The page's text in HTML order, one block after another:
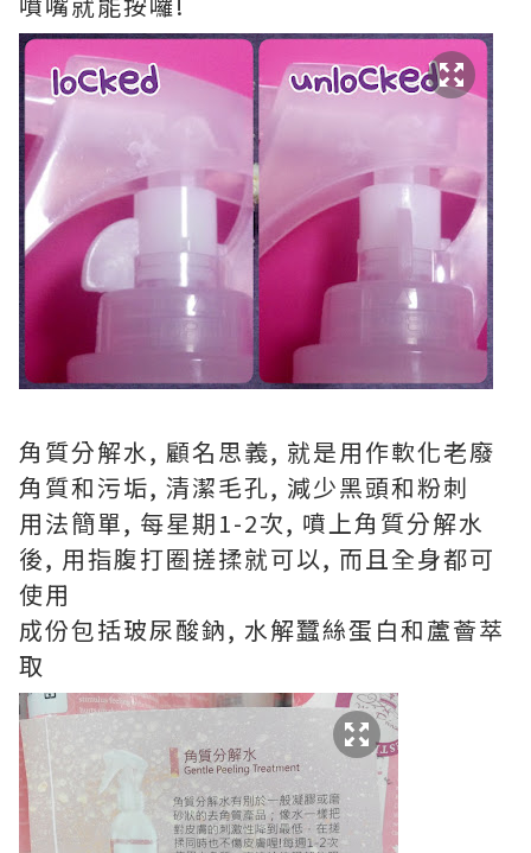
角質分解水, 顧名思義, 就是用作軟化老廢
角質和污垢, 清潔毛孔, 減少黑頭和粉刺
用法簡單, 每星期1-2次, 噴上角質分解水
後, 用指腹打圈搓揉就可以, 而且全身都可
使用
成份包括玻尿酸鈉, 水解蠶絲蛋白和蘆薈萃
取